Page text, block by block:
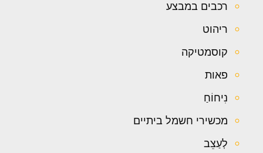
רכבים במבצע
ריהוט
קוסמטיקה
פאות
נִיחוֹחַ
מכשירי חשמל ביתיים
לְעַצֵב